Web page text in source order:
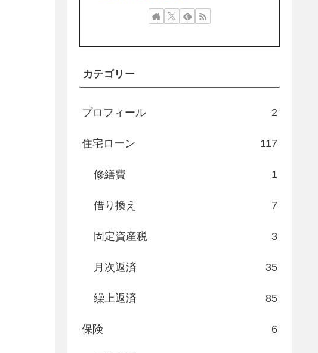
カテゴリー
プロフィール 2
住宅ローン 117
修繕費 1
借り換え 7
固定資産税 3
月次返済 35
繰上返済 85
保険 6